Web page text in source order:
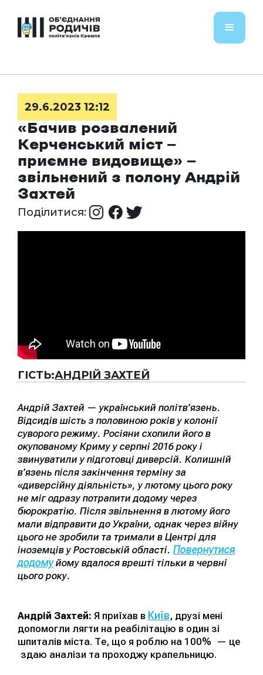
29.6.2023 12:12
«Бачив розвалений
Керченський міст —
приємне видовище» —
звільнений з полону Андрій
Захтей
Поділитися:
ГІСТЬ:АНДРІЙ ЗАХТЕЙ
Андрій Захтей — український політв’язень.
Відсидів шість з половиною років у колонії
суворого режиму. Росіяни схопили його в
окупованому Криму у серпні 2016 року і
звинуватили у підготовці диверсій. Колишній
в’язень після закінчення терміну за
«диверсійну діяльність», у лютому цього року
не міг одразу потрапити додому через
бюрократію. Після звільнення в лютому його
мали відправити до України, однак через війну
цього не зробили та тримали в Центрі для
іноземців у Ростовській області. Повернутися
додомуйому вдалося врешті тільки в червні
цього року.
Андрій Захтей: Я приїхав в Київ, друзі мені
допомогли лягти на реабілітацію в один зі
шпиталів міста. Те, що я роблю на 100% — це
здаю аналізи та проходжу крапельницю.